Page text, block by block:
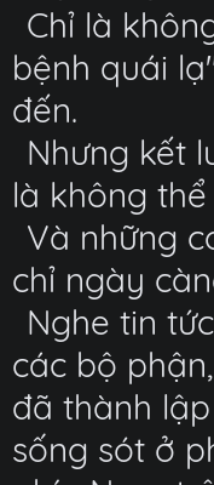
Chỉ là
bệnh quái
đến.
Nhưng kết
là không
Và những
chỉ ngày
Nghe tin
các bộ
đã thành
sống sót ở